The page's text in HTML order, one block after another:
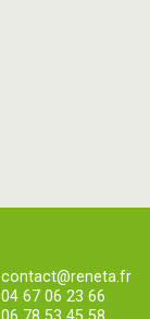
contact@reneta.fr
04 67 06 23 66